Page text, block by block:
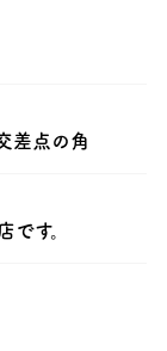
差点の角
です。